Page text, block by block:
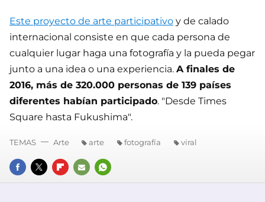
Este proyecto de arte participativo y de calado
internacional consiste en que cada persona de
cualquier lugar haga una fotografía y la pueda pegar
junto a una idea o una experiencia. A finales de
2016, más de 320.000 personas de 139 países
diferentes habían participado. "Desde Times
Square hasta Fukushima".
FACEBOOK
TWITTERFLIPBOARD
E-
WHATSAPP
TEMAS Arte arte fotografía viral